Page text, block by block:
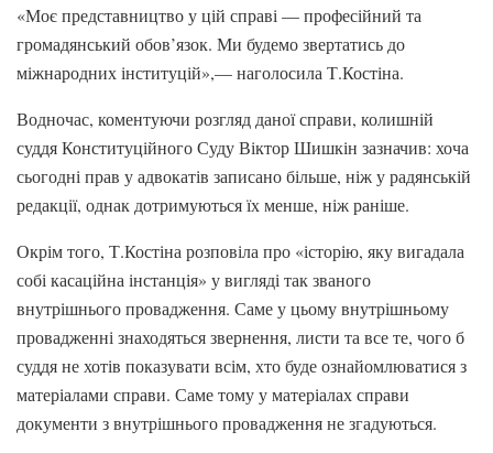
«Моє представництво у цій справі — професійний та
громадянський обов’язок. Ми будемо звертатись до
міжнародних інституцій»,— наголосила Т.Костіна.
Водночас, коментуючи розгляд даної справи, колишній
суддя Конституційного Суду Віктор Шишкін зазначив: хоча
сьогодні прав у адвокатів записано більше, ніж у радянській
редакції, однак дотримуються їх менше, ніж раніше.
Окрім того, Т.Костіна розповіла про «історію, яку вигадала
собі касаційна інстанція» у вигляді так званого
внутрішнього провадження. Саме у цьому внутрішньому
провадженні знаходяться звернення, листи та все те, чого б
суддя не хотів показувати всім, хто буде ознайомлюватися з
матеріалами справи. Саме тому у матеріалах справи
документи з внутрішнього провадження не згадуються.